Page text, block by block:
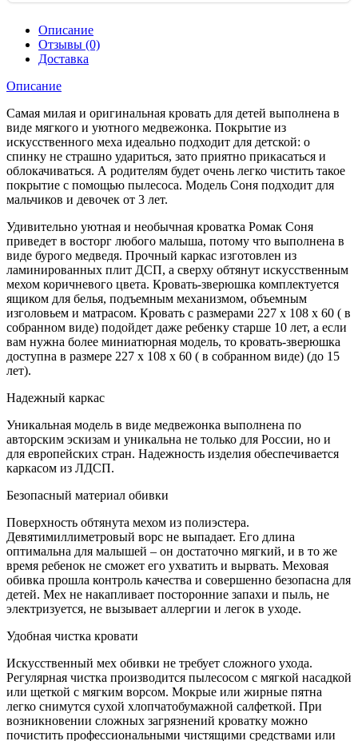
Описание
Отзывы (0)
Доставка
Описание
Самая милая и оригинальная кровать для детей выполнена в
виде мягкого и уютного медвежонка. Покрытие из
искусственного меха идеально подходит для детской: о
спинку не страшно удариться, зато приятно прикасаться и
облокачиваться. А родителям будет очень легко чистить такое
покрытие с помощью пылесоса. Модель Соня подходит для
мальчиков и девочек от 3 лет.
Удивительно уютная и необычная кроватка Ромак Соня
приведет в восторг любого малыша, потому что выполнена в
виде бурого медведя. Прочный каркас изготовлен из
ламинированных плит ДСП, а сверху обтянут искусственным
мехом коричневого цвета. Кровать-зверюшка комплектуется
ящиком для белья, подъемным механизмом, объемным
изголовьем и матрасом. Кровать с размерами 227 х 108 х 60 ( в
собранном виде) подойдет даже ребенку старше 10 лет, а если
вам нужна более миниатюрная модель, то кровать-зверюшка
доступна в размере 227 х 108 х 60 ( в собранном виде) (до 15
лет).
Надежный каркас
Уникальная модель в виде медвежонка выполнена по
авторским эскизам и уникальна не только для России, но и
для европейских стран. Надежность изделия обеспечивается
каркасом из ЛДСП.
Безопасный материал обивки
Поверхность обтянута мехом из полиэстера.
Девятимиллиметровый ворс не выпадает. Его длина
оптимальна для малышей – он достаточно мягкий, и в то же
время ребенок не сможет его ухватить и вырвать. Меховая
обивка прошла контроль качества и совершенно безопасна для
детей. Мех не накапливает посторонние запахи и пыль, не
электризуется, не вызывает аллергии и легок в уходе.
Удобная чистка кровати
Искусственный мех обивки не требует сложного ухода.
Регулярная чистка производится пылесосом с мягкой насадкой
или щеткой с мягким ворсом. Мокрые или жирные пятна
легко снимутся сухой хлопчатобумажной салфеткой. При
возникновении сложных загрязнений кроватку можно
почистить профессиональными чистящими средствами или